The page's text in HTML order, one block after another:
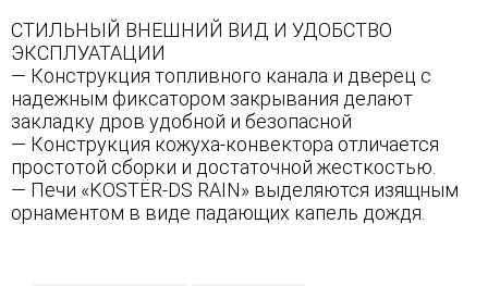
СТИЛЬНЫЙ ВНЕШНИЙ ВИД И УДОБСТВО
ЭКСПЛУАТАЦИИ
— Конструкция топливного канала и дверец с
надежным фиксатором закрывания делают
закладку дров удобной и безопасной
— Конструкция кожуха-конвектора отличается
простотой сборки и достаточной жесткостью.
— Печи «KOSTЁR-DS RAIN» выделяются изящным
орнаментом в виде падающих капель дождя.